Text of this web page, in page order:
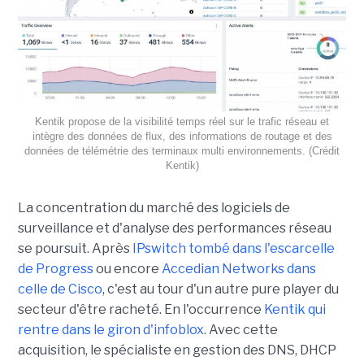
Kentik propose de la visibilité temps réel sur le trafic réseau et
intègre des données de flux, des informations de routage et des
données de télémétrie des terminaux multi environnements. (Crédit
Kentik)
La concentration du marché des logiciels de
surveillance et d'analyse des performances réseau
se poursuit. Après IPswitch tombé dans l'escarcelle
de Progressou encore Accedian Networks dans
celle de Cisco, c'est au tour d'un autre pure player du
secteur d'être racheté. En l'occurrence Kentik qui
rentre dans le giron d'infoblox. Avec cette
acquisition, le spécialiste en gestion des DNS, DHCP